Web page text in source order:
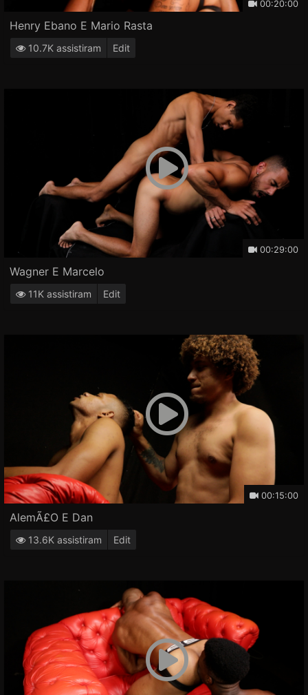
00:20:00
Henry Ebano E Mario Rasta
10.7K assistiram Edit
00:29:00
Wagner E Marcelo
11K assistiram Edit
00:15:00
AlemÃ£o E Dan
13.6K assistiram Edit